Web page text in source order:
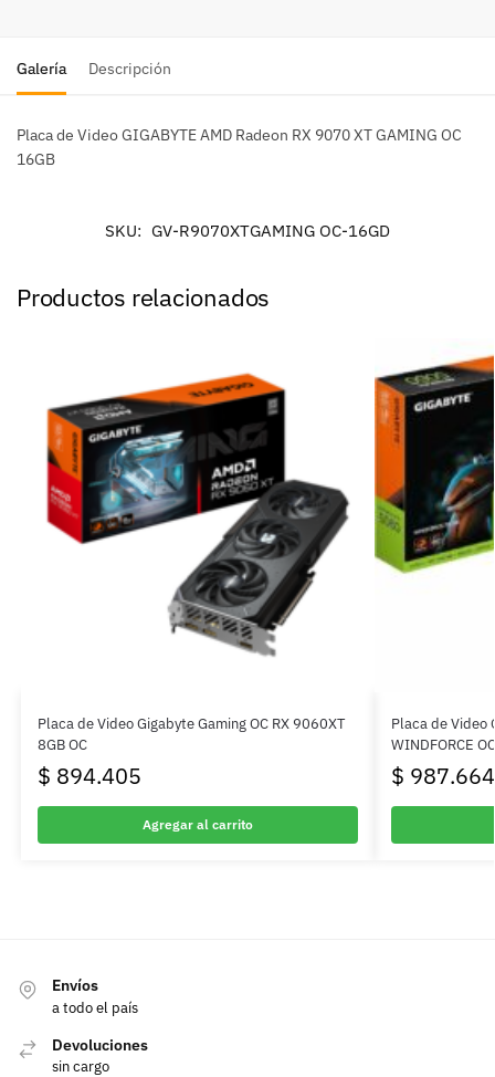
Galería Descripción
Placa de Video GIGABYTE AMD Radeon RX 9070 XT GAMING OC
16GB
SKU: GV-R9070XTGAMING OC-16GD
Productos relacionados
Placa de Video Gigabyte Gaming OC RX 9060XT
8GB OC
$ 894.405
Agregar al carrito
Placa de Video
WINDFORCE
$ 987.664
Envíos
a todo el país
Devoluciones
sin cargo